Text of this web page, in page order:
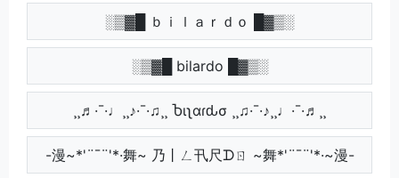
░▒▓█ ｂｉｌａｒｄｏ █▓▒░
░▒▓█ bilardo █▓▒░
¸¸♬·¯·♩¸¸♪·¯·♫¸¸ Ⴆιʅαɾԃσ ¸¸♫·¯·♪¸¸♩·¯·♬¸¸
-漫~*'¨¯¨'*·舞~ 乃丨ㄥ卂尺ᗪㄖ ~舞*'¨¯¨'*·~漫-